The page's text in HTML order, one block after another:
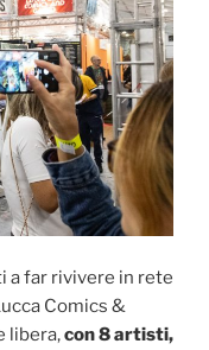
a far rivivere in rete
Comics &
libera,con 8 artisti,